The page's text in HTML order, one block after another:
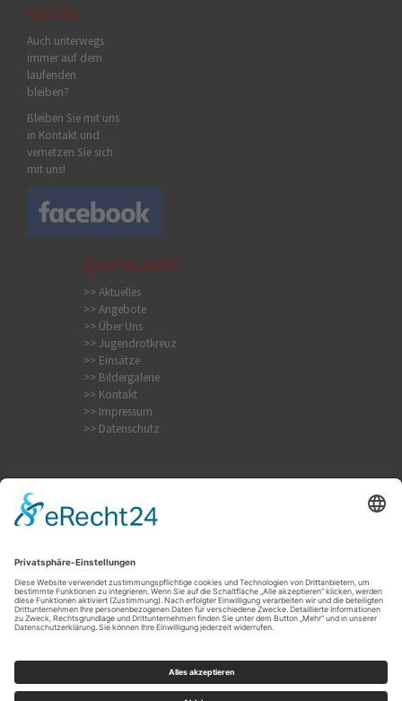
SOCIAL
Auch unterwegs
immer auf dem
laufenden
bleiben?
Bleiben Sie mit uns
in Kontakt und
vernetzen Sie sich
mit uns!
QUICKLINKS
>> Aktuelles
>> Angebote
>> Über Uns
>> Jugendrotkreuz
>> Einsätze
>> Bildergalerie
>> Kontakt
>> Impressum
>> Datenschutz
Internistischer Notfall
Krampfanfall